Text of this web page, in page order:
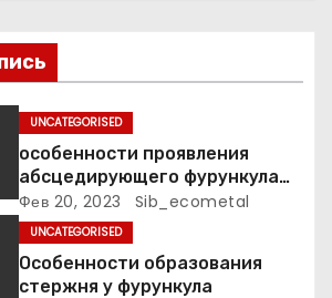
UNCATEGORISED
особенности проявления
абсцедирующего фурункула
код по МКБ-10
Фев 20, 2023 Sib_ecometal
UNCATEGORISED
Особенности образования
стержня у фурункула